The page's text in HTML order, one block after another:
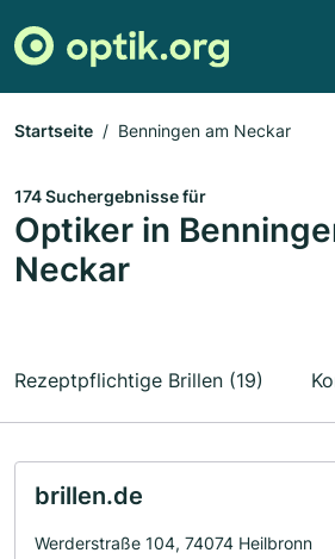
Startseite Benningen am Neckar
174 Suchergebnisse für
Optiker in
Neckar
Rezeptpflichtige Brillen (19)
brillen.de
Werderstraße 104, 74074 Heilbronn